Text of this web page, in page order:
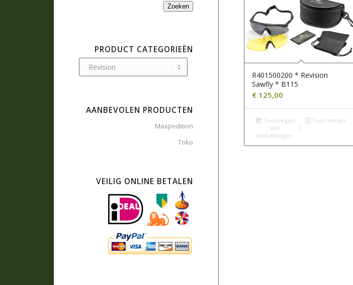
R401500200 * Revision
Sawfly * B115
€ 125,00
Toevoegen
aan
winkelwagen
Toon details
Zoeken
PRODUCT CATEGORIEËN
AANBEVOLEN PRODUCTEN
Maxpedition
Toko
VEILIG ONLINE BETALEN